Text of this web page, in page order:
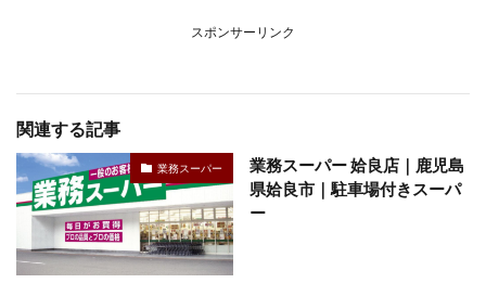
スポンサーリンク
関連する記事
業務スーパー
業務スーパー 姶良店｜鹿児島
県姶良市｜駐車場付きスーパ
ー